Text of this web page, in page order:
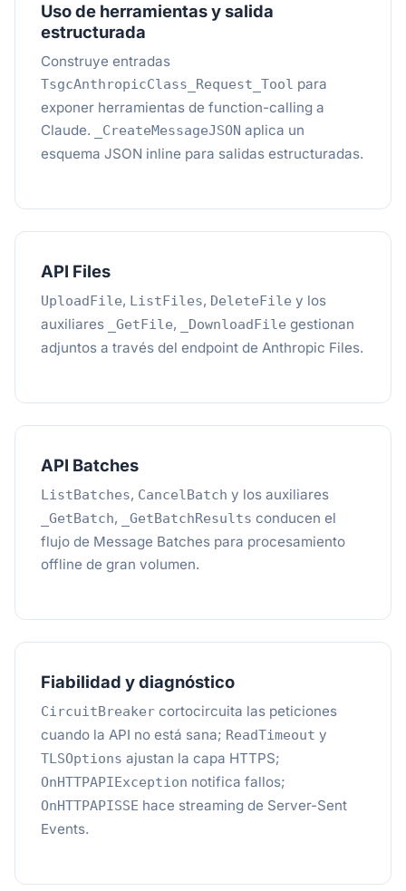
Uso de herramientas y salida
estructurada
Construye entradas
TsgcAnthropicClass_Request_Tool para
exponer herramientas de function-calling a
Claude.
_CreateMessageJSON aplica un
esquema JSON inline para salidas estructuradas.
API Files
UploadFile, ListFiles, DeleteFile y los
auxiliares
_GetFile, _DownloadFile gestionan
adjuntos a través del endpoint de Anthropic Files.
API Batches
ListBatches, CancelBatch y los auxiliares
_GetBatch, _GetBatchResults conducen el
flujo de Message Batches para procesamiento
offline de gran volumen.
Fiabilidad y diagnóstico
CircuitBreaker cortocircuita las peticiones
cuando la API no está sana; ReadTimeout y
TLSOptions ajustan la capa HTTPS;
OnHTTPAPIException notifica fallos;
OnHTTPAPISSE hace streaming de Server-Sent
Events.